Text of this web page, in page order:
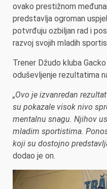
ovako prestižnom
predstavlja ogroman
potvrđuju ozbiljan rad i
razvoj svojih mladih
Trener Džudo kluba
oduševljenje rezultatima
„Ovo je izvanredan
su pokazale visok nivo
mentalnu snagu. Njihov
mladim sportistima.
koji su dostojno
dodao je on.